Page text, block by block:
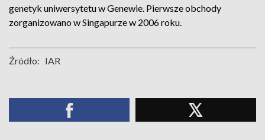
genetyk uniwersytetu w Genewie. Pierwsze obchody
zorganizowano w Singapurze w 2006 roku.
Źródło: IAR